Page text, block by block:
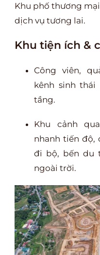
Khu phố thương
dịch vụ tương lai.
Khu tiện ích &
Công viên,
kênh sinh
tầng.
Khu cảnh
nhanh tiến độ,
đi bộ, bến du
ngoài trời.